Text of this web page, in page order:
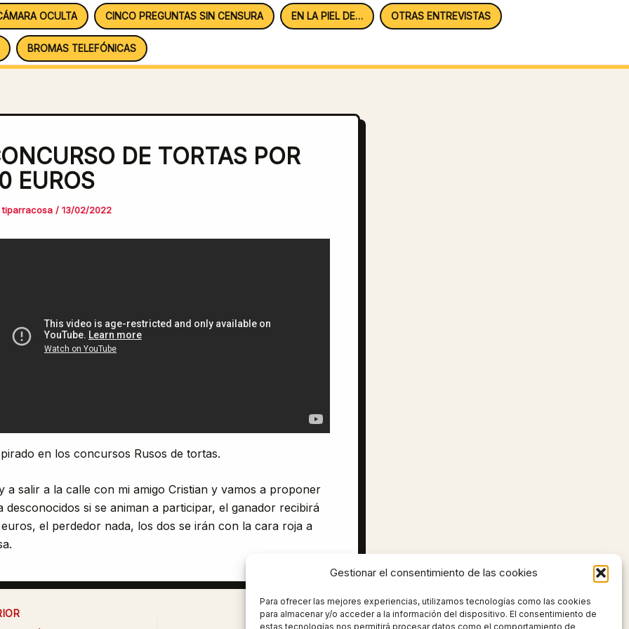
Gestionar el consentimiento de las cookies
Para ofrecer las mejores experiencias, utilizamos tecnologías como las cookies
para almacenar y/o acceder a la información del dispositivo. El consentimiento de
estas tecnologías nos permitirá procesar datos como el comportamiento de
OCULTA CINCO PREGUNTAS SIN CENSURA EN LA PIEL DE… OTRAS ENTREVISTAS
BROMAS TELEFÓNICAS
DE TORTAS POR
EUROS
tiparracosa / 13/02/2022
en los concursos Rusos de tortas.
a salir a la calle con mi amigo Cristian y vamos a proponer
desconocidos si se animan a participar, el ganador recibirá
el perdedor nada, los dos se irán con la cara roja a
SIGUIENTE